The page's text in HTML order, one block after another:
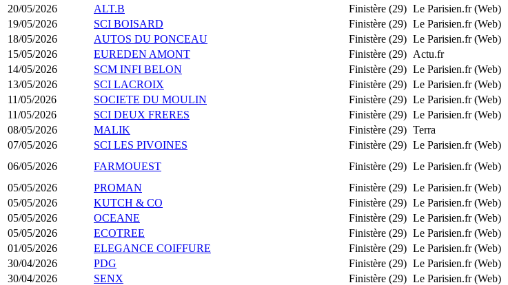
20/05/2026
ALT.B Finistère (29) Le Parisien.fr (Web)
19/05/2026
SCI BOISARD Finistère (29) Le Parisien.fr (Web)
18/05/2026
AUTOS DU PONCEAU Finistère (29) Le Parisien.fr (Web)
15/05/2026
EUREDEN AMONT Finistère (29) Actu.fr
14/05/2026
SCM INFI BELON Finistère (29) Le Parisien.fr (Web)
13/05/2026
SCI LACROIX Finistère (29) Le Parisien.fr (Web)
11/05/2026
SOCIETE DU MOULIN Finistère (29) Le Parisien.fr (Web)
11/05/2026
SCI DEUX FRERES Finistère (29) Le Parisien.fr (Web)
08/05/2026
MALIK Finistère (29) Terra
07/05/2026
SCI LES PIVOINES Finistère (29) Le Parisien.fr (Web)
06/05/2026
FARMOUEST Finistère (29) Le Parisien.fr (Web)
05/05/2026
PROMAN Finistère (29) Le Parisien.fr (Web)
05/05/2026
KUTCH & CO Finistère (29) Le Parisien.fr (Web)
05/05/2026
OCEANE Finistère (29) Le Parisien.fr (Web)
05/05/2026
ECOTREE Finistère (29) Le Parisien.fr (Web)
01/05/2026
ELEGANCE COIFFURE Finistère (29) Le Parisien.fr (Web)
30/04/2026
PDG Finistère (29) Le Parisien.fr (Web)
30/04/2026
SENX Finistère (29) Le Parisien.fr (Web)